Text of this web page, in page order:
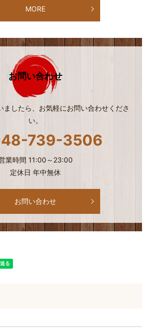
MORE
お問い合わせ
ましたら、お気軽にお問い合わせくださ
い。
739-3506
業時間 11:00～23:00
定休日 年中無休
お問い合わせ